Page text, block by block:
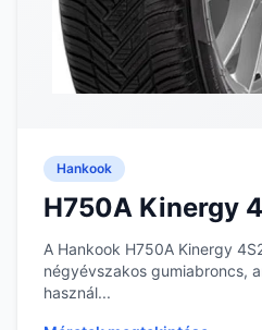
Hankook
H750A Kinergy
A Hankook H750A Kinergy
négyévszakos gumiabroncs,
használ...